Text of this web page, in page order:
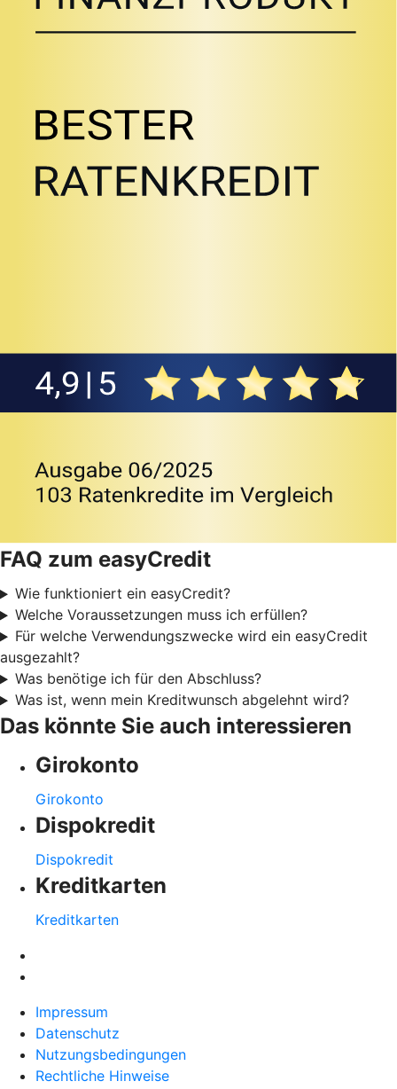
FAQ zum easyCredit
Wie funktioniert ein easyCredit?
Welche Voraussetzungen muss ich erfüllen?
Für welche Verwendungszwecke wird ein easyCredit
ausgezahlt?
Was benötige ich für den Abschluss?
Was ist, wenn mein Kreditwunsch abgelehnt wird?
Das könnte Sie auch interessieren
Girokonto
Girokonto
Dispokredit
Dispokredit
Kreditkarten
Kreditkarten
Impressum
Datenschutz
Nutzungsbedingungen
Rechtliche Hinweise